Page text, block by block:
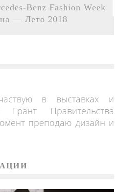
Benz Fashion Week
— Лето 2018
в выставках и
Грант Правительства
преподаю дизайн и